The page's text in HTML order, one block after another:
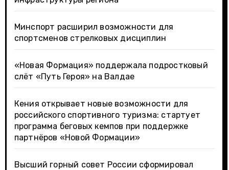
Минспорт расширил возможности для
спортсменов стрелковых дисциплин
«Новая Формация» поддержала подростковый
слёт «Путь Героя» на Валдае
Кения открывает новые возможности для
российского спортивного туризма: стартует
программа беговых кемпов при поддержке
партнёров «Новой Формации»
Высший горный совет России сформировал